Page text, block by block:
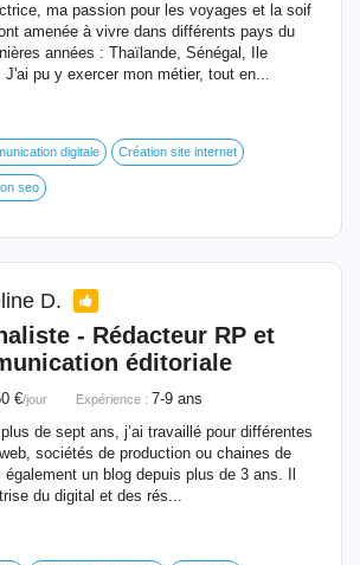
ma passion pour les voyages et la soif
amenée à vivre dans différents pays du
années : Thaïlande, Sénégal, Ile
J'ai pu y exercer mon métier, tout en...
digitale Création site internet
seo
D.
- Rédacteur RP et
éditoriale
€/jour Expérience : 7-9 ans
de sept ans, j’ai travaillé pour différentes
sociétés de production ou chaines de
un blog depuis plus de 3 ans. Il
du digital et des rés...